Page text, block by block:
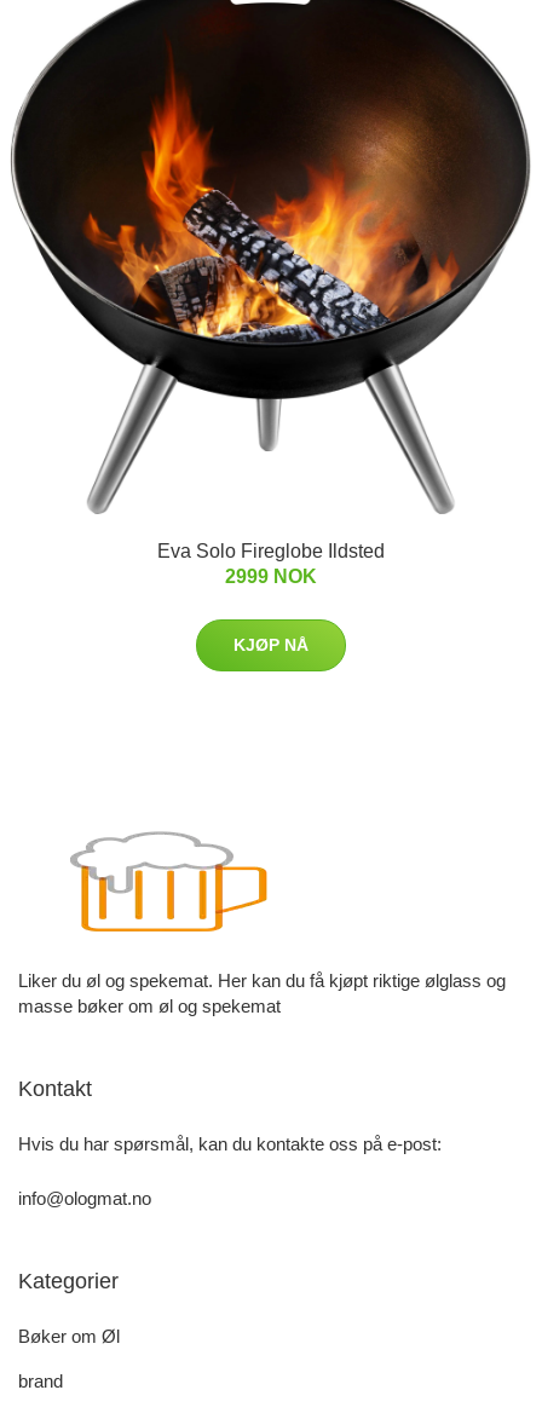
Eva Solo Fireglobe Ildsted
2999 NOK
KJØP NÅ
Liker du øl og spekemat. Her kan du få kjøpt riktige ølglass og
masse bøker om øl og spekemat
Kontakt
Hvis du har spørsmål, kan du kontakte oss på e-post:
info@ologmat.no
Kategorier
Bøker om Øl
brand